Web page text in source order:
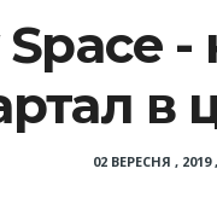
Space
в
02 ВЕРЕСНЯ , 2019,